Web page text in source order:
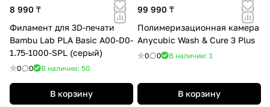
8 990 ₸
Филамент для 3D-печати
Bambu Lab PLA Basic A00-D0-
1.75-1000-SPL (серый)
0 0 В наличии: 50
В корзину
99 990 ₸
Полимеризационная камера
Anycubic Wash & Cure 3 Plus
0 0 В наличии: 1
В корзину